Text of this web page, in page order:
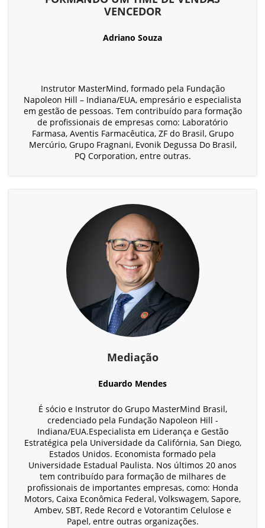
VENCEDOR
Adriano Souza
Instrutor MasterMind, formado pela Fundação
Napoleon Hill – Indiana/EUA, empresário e especialista
em gestão de pessoas. Tem contribuído para formação
de profissionais de empresas como: Laboratório
Farmasa, Aventis Farmacêutica, ZF do Brasil, Grupo
Mercúrio, Grupo Fragnani, Evonik Degussa Do Brasil,
PQ Corporation, entre outras.
Mediação
Eduardo Mendes
É sócio e Instrutor do Grupo MasterMind Brasil,
credenciado pela Fundação Napoleon Hill -
Indiana/EUA.Especialista em Liderança e Gestão
Estratégica pela Universidade da Califórnia, San Diego,
Estados Unidos. Economista formado pela
Universidade Estadual Paulista. Nos últimos 20 anos
tem contribuído para formação de milhares de
profissionais de importantes empresas, como: Honda
Motors, Caixa Econômica Federal, Volkswagem, Sapore,
Ambev, SBT, Rede Record e Votorantim Celulose e
Papel, entre outras organizações.